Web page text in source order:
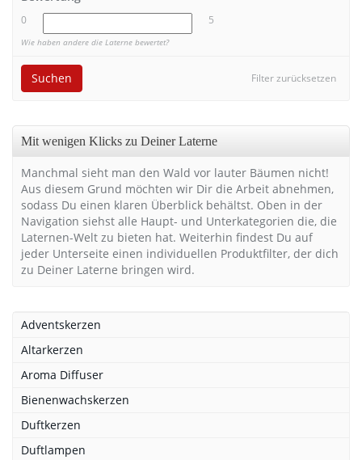
0 5
Wie haben andere die Laterne bewertet?
Filter zurücksetzen
Suchen
Mit wenigen Klicks zu Deiner Laterne
Manchmal sieht man den Wald vor lauter Bäumen nicht!
Aus diesem Grund möchten wir Dir die Arbeit abnehmen,
sodass Du einen klaren Überblick behältst. Oben in der
Navigation siehst alle Haupt- und Unterkategorien die, die
Laternen-Welt zu bieten hat. Weiterhin findest Du auf
jeder Unterseite einen individuellen Produktfilter, der dich
zu Deiner Laterne bringen wird.
Adventskerzen
Altarkerzen
Aroma Diffuser
Bienenwachskerzen
Duftkerzen
Duftlampen